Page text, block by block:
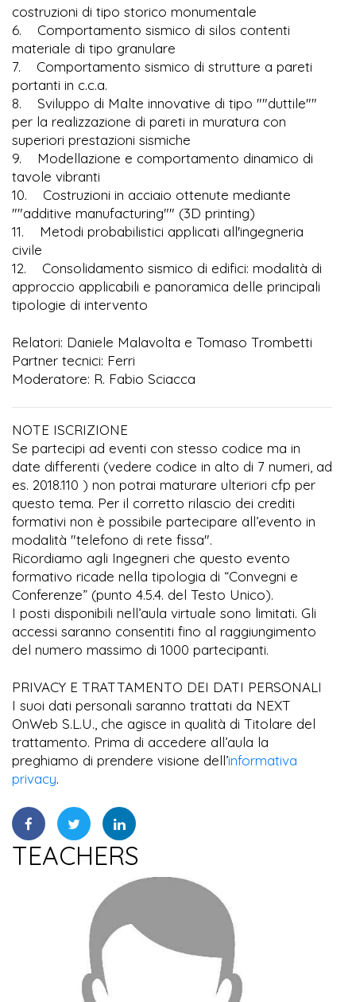
costruzioni di tipo storico monumentale
6. Comportamento sismico di silos contenti
materiale di tipo granulare
7. Comportamento sismico di strutture a pareti
portanti in c.c.a.
8. Sviluppo di Malte innovative di tipo ""duttile""
per la realizzazione di pareti in muratura con
superiori prestazioni sismiche
9. Modellazione e comportamento dinamico di
tavole vibranti
10. Costruzioni in acciaio ottenute mediante
""additive manufacturing"" (3D printing)
11. Metodi probabilistici applicati all'ingegneria
civile
12. Consolidamento sismico di edifici: modalità di
approccio applicabili e panoramica delle principali
tipologie di intervento
Relatori: Daniele Malavolta e Tomaso Trombetti
Partner tecnici: Ferri
Moderatore: R. Fabio Sciacca
NOTE ISCRIZIONE
Se partecipi ad eventi con stesso codice ma in
date differenti (vedere codice in alto di 7 numeri, ad
es. 2018.110 ) non potrai maturare ulteriori cfp per
questo tema. Per il corretto rilascio dei crediti
formativi non è possibile partecipare all’evento in
modalità "telefono di rete fissa".
Ricordiamo agli Ingegneri che questo evento
formativo ricade nella tipologia di “Convegni e
Conferenze” (punto 4.5.4. del Testo Unico).
I posti disponibili nell’aula virtuale sono limitati. Gli
accessi saranno consentiti fino al raggiungimento
del numero massimo di 1000 partecipanti.
PRIVACY E TRATTAMENTO DEI DATI PERSONALI
I suoi dati personali saranno trattati da NEXT
OnWeb S.L.U., che agisce in qualità di Titolare del
trattamento. Prima di accedere all’aula la
preghiamo di prendere visione dell’informativa
privacy.
TEACHERS